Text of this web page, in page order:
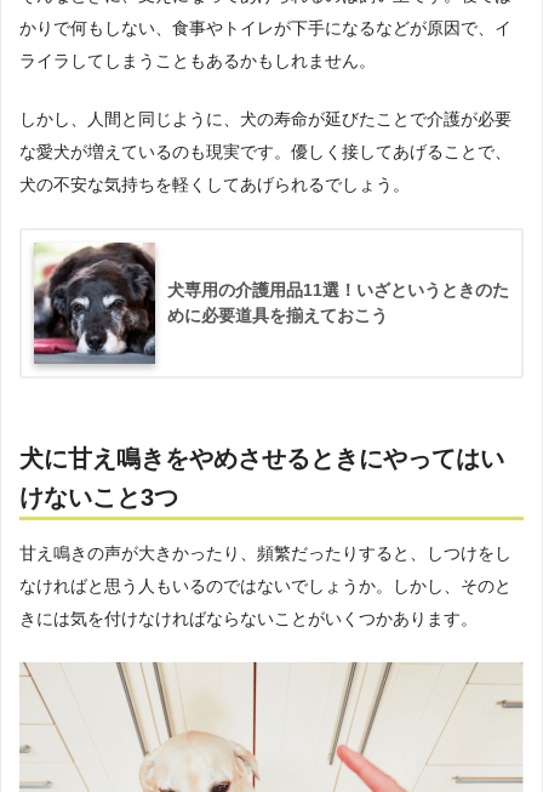
かりで何もしない、食事やトイレが下手になるなどが原因で、イ
ライラしてしまうこともあるかもしれません。
しかし、人間と同じように、犬の寿命が延びたことで介護が必要
な愛犬が増えているのも現実です。優しく接してあげることで、
犬の不安な気持ちを軽くしてあげられるでしょう。
犬専用の介護用品11選！いざというときのた
めに必要道具を揃えておこう
犬に甘え鳴きをやめさせるときにやってはい
けないこと3つ
甘え鳴きの声が大きかったり、頻繁だったりすると、しつけをし
なければと思う人もいるのではないでしょうか。しかし、そのと
きには気を付けなければならないことがいくつかあります。